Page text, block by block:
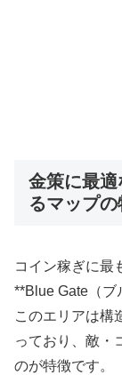
金策に最
るマップの
コイン稼ぎに最
**Blue Gate（ブ
このエリアは構
っており、敵・
のが特徴です。